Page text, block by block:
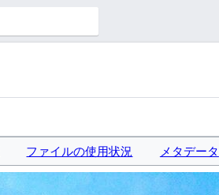
ファイルの使用状況 メタデータ